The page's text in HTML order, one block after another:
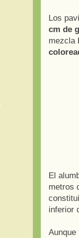
Los
cm de
mezcla
El
metros
inferior
Aunque